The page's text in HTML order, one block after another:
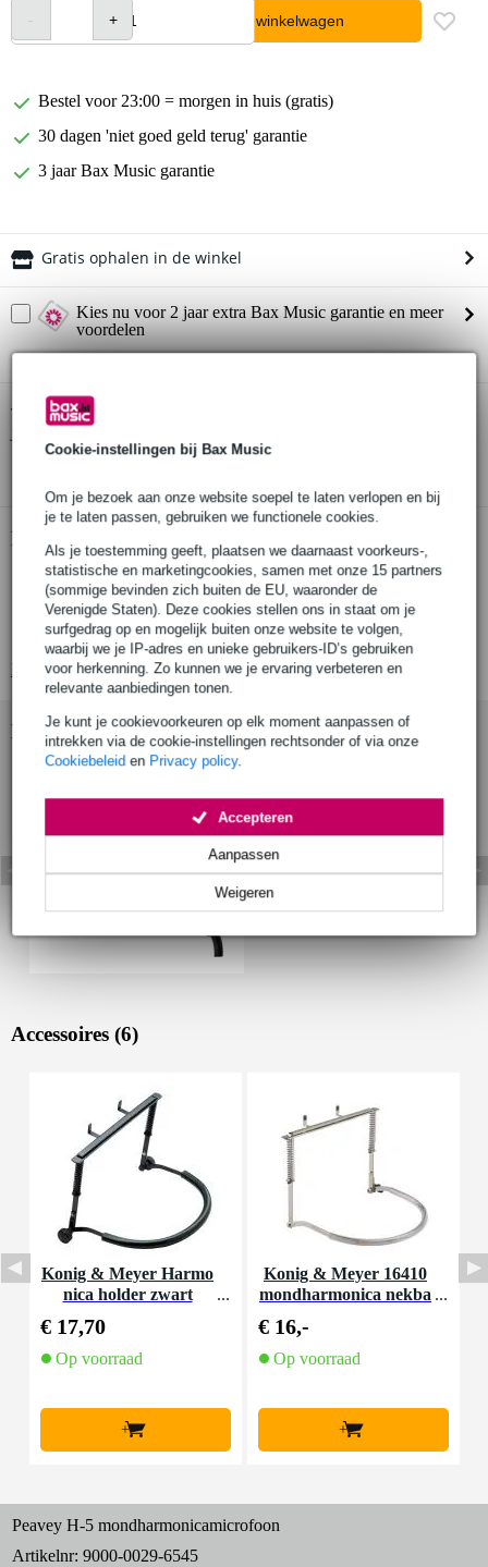
Cookie-instellingen bij Bax Music
Om je bezoek aan onze website soepel te laten verlopen en bij
je te laten passen, gebruiken we functionele cookies.
Als je toestemming geeft, plaatsen we daarnaast voorkeurs-,
statistische en marketingcookies, samen met onze 15 partners
(sommige bevinden zich buiten de EU, waaronder de
Verenigde Staten). Deze cookies stellen ons in staat om je
surfgedrag op en mogelijk buiten onze website te volgen,
waarbij we je IP-adres en unieke gebruikers-ID’s gebruiken
voor herkenning. Zo kunnen we je ervaring verbeteren en
relevante aanbiedingen tonen.
Je kunt je cookievoorkeuren op elk moment aanpassen of
intrekken via de cookie-instellingen rechtsonder of via onze
Cookiebeleid en Privacy policy.
Weigeren
Aanpassen
Accepteren
In winkelwagen
Bestel voor 23:00 = morgen in huis (gratis)
30 dagen 'niet goed geld terug' garantie
3 jaar Bax Music garantie
Gratis ophalen in de winkel
Kies nu voor 2 jaar extra Bax Music garantie en meer
voordelen
€ 5,45 eenmalig
Twijfel je of de
je past? Doe de check.
Productinformatie
Peavey H-5
dynamische mondharmonica microfoon
richtingskarakteristiek: omnidirectioneel
Bekijk alle productspecificaties
Bekijk ook eens (1)
Accessoires (6)
Konig & Meyer Harmo
nica holder zwart
€ 17,70
Op voorraad
+
Konig & Meyer 16410
mondharmonica nekba
€ 16,-
Op voorraad
+
Peavey H-5 mondharmonicamicrofoon
Artikelnr: 9000-0029-6545